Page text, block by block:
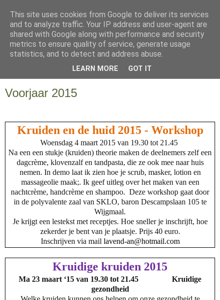
Voorjaar 2015
Kruiden en de huid 2015 - Workshop
Woensdag 4 maart 2015 van 19.30 tot 21.45
Na een een stukje (kruiden) theorie maken de deelnemers zelf een
dagcrème, klovenzalf en tandpasta, die ze ook mee naar huis
nemen. In demo laat ik zien hoe je scrub, masker, lotion en
massageolie maak;. Ik geef uitleg over het maken van een
nachtcrème, handcrème en shampoo. Deze workshop gaat door
in de polyvalente zaal van SKLO, baron Descampslaan 105 te
Wijgmaal.
Je krijgt een lestekst met receptjes. Hoe sneller je inschrijft, hoe
zekerder je bent van je plaatsje. Prijs 40 euro.
Inschrijven via mail lavend-an@hotmail.com
Kruidige kruiden 2015
Ma 23 maart ‘15 van 19.30 tot 21.45
Kruidige
gezondheid
This site uses cookies from Google to deliver its services
and to analyze traffic. Your IP address and user-agent are
shared with Google along with performance and security
metrics to ensure quality of service, generate usage
statistics, and to detect and address abuse.
LEARN MORE GOT IT